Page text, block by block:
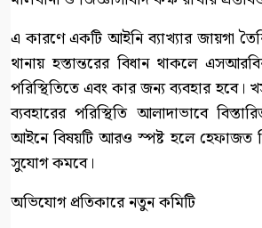
এ কারণে একটি আইনি ব্যাখ্যার জায়গা
থানায় হস্তান্তরের বিধান থাকলে
পরিস্থিতিতে এবং কার জন্য ব্যবহার হবে।
ব্যবহারের পরিস্থিতি আলাদাভাবে
আইনে বিষয়টি আরও স্পষ্ট হলে হেফাজত
সুযোগ কমবে।
অভিযোগ প্রতিকারে নতুন কমিটি